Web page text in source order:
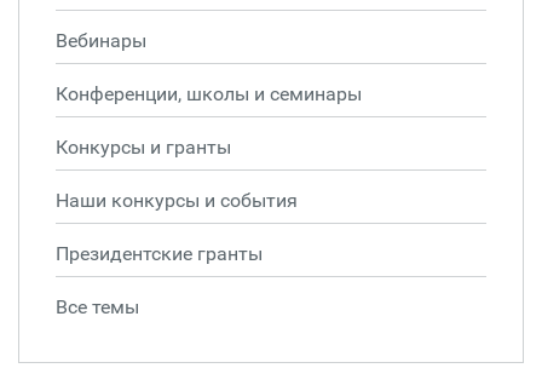
Вебинары
Конференции, школы и семинары
Конкурсы и гранты
Наши конкурсы и события
Президентские гранты
Все темы